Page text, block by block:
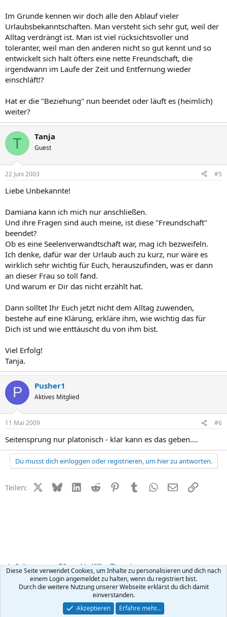
Im Grunde kennen wir doch alle den Ablauf vieler
Urlaubsbekanntschaften. Man versteht sich sehr gut, weil der
Alltag verdrängt ist. Man ist viel rücksichtsvoller und
toleranter, weil man den anderen nicht so gut kennt und so
entwickelt sich halt öfters eine nette Freundschaft, die
irgendwann im Laufe der Zeit und Entfernung wieder
einschläft!?
Hat er die "Beziehung" nun beendet oder läuft es (heimlich)
weiter?
T Tanja
Guest
22 Juni 2003 #5
Liebe Unbekannte!
Damiana kann ich mich nur anschließen.
Und ihre Fragen sind auch meine, ist diese "Freundschaft"
beendet?
Ob es eine Seelenverwandtschaft war, mag ich bezweifeln.
Ich denke, dafür war der Urlaub auch zu kurz, nur wäre es
wirklich sehr wichtig für Euch, herauszufinden, was er dann
an dieser Frau so toll fand.
Und warum er Dir das nicht erzählt hat.
Dann solltet Ihr Euch jetzt nicht dem Alltag zuwenden,
bestehe auf eine Klärung, erkläre ihm, wie wichtig das für
Dich ist und wie enttäuscht du von ihm bist.
Viel Erfolg!
Tanja.
P Pusher1
Aktives Mitglied
11 Mai 2009 #6
Seitensprung nur platonisch - klar kann es das geben....
Du musst dich einloggen oder registrieren, um hier zu antworten.
Teilen: X (Twitter)
BlueskyLinkedIn
Reddit PinterestTumblr WhatsApp
E-MailLink
Seitensprung + Eifersucht - Hilfe + Therapie
Kontakt Nutzungsbedingungen Datenschutz Hilfe
R
Community platform by XenForo ® © 2010-2026 XenForo Ltd.
Diese Seite verwendet Cookies, um Inhalte zu personalisieren und dich nach
einem Login angemeldet zu halten, wenn du registriert bist.
Durch die weitere Nutzung unserer Webseite erklärst du dich damit
einverstanden.
Akzeptieren
Erfahre mehr…